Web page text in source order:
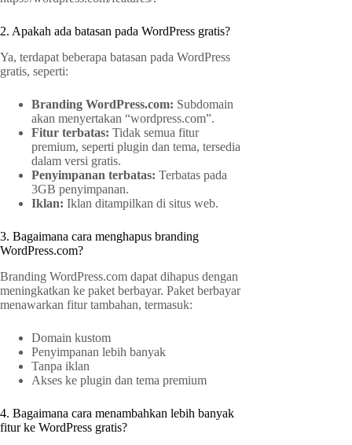
2. Apakah ada batasan pada WordPress gratis?
Ya, terdapat beberapa batasan pada WordPress
gratis, seperti:
Branding WordPress.com: Subdomain
akan menyertakan “wordpress.com”.
Fitur terbatas: Tidak semua fitur
premium, seperti plugin dan tema, tersedia
dalam versi gratis.
Penyimpanan terbatas: Terbatas pada
3GB penyimpanan.
Iklan: Iklan ditampilkan di situs web.
3. Bagaimana cara menghapus branding
WordPress.com?
Branding WordPress.com dapat dihapus dengan
meningkatkan ke paket berbayar. Paket berbayar
menawarkan fitur tambahan, termasuk:
Domain kustom
Penyimpanan lebih banyak
Tanpa iklan
Akses ke plugin dan tema premium
4. Bagaimana cara menambahkan lebih banyak
fitur ke WordPress gratis?